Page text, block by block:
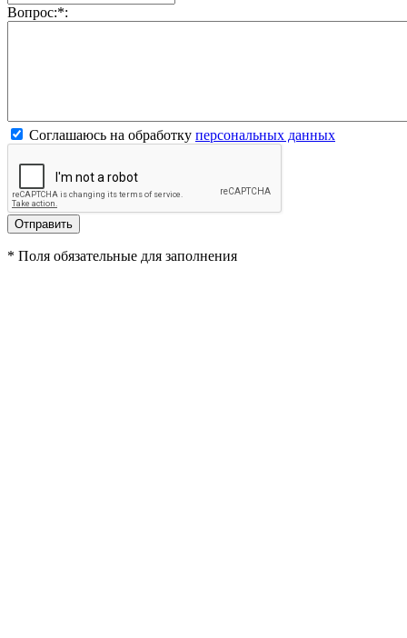
Вопрос:*:
Соглашаюсь на обработку персональных данных
* Поля обязательные для заполнения